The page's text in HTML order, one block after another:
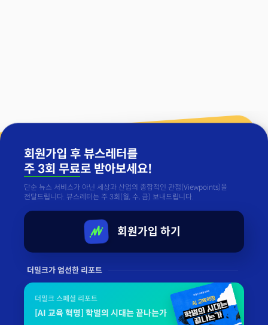
회원가입 후 뷰스레터를
주 3회 무료로 받아보세요!
단순 뉴스 서비스가 아닌 세상과 산업의 종합적인 관점(Viewpoints)을
전달드립니다. 뷰스레터는 주 3회(월, 수, 금) 보내드립니다.
회원가입 하기
더밀크가 엄선한 리포트
더밀크 스페셜 리포트
[AI 교육 혁명] 학벌의 시대는 끝나는가